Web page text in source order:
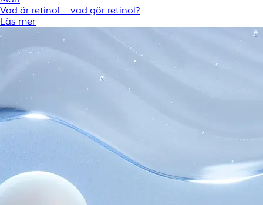
Vad är retinol – vad gör retinol?
Läs mer